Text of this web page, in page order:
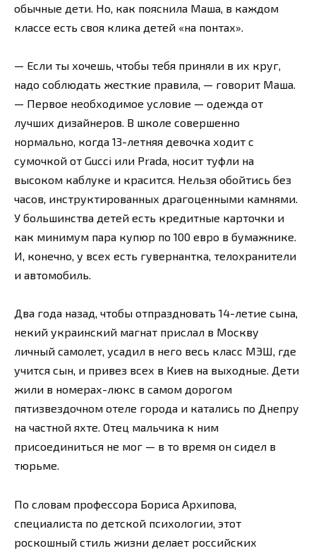
обычные дети. Но, как пояснила Маша, в каждом
классе есть своя клика детей «на понтах».
— Если ты хочешь, чтобы тебя приняли в их круг,
надо соблюдать жесткие правила, — говорит Маша.
— Первое необходимое условие — одежда от
лучших дизайнеров. В школе совершенно
нормально, когда 13-летняя девочка ходит с
сумочкой от Gucci или Prada, носит туфли на
высоком каблуке и красится. Нельзя обойтись без
часов, инструктированных драгоценными камнями.
У большинства детей есть кредитные карточки и
как минимум пара купюр по 100 евро в бумажнике.
И, конечно, у всех есть гувернантка, телохранители
и автомобиль.
Два года назад, чтобы отпраздновать 14-летие сына,
некий украинский магнат прислал в Москву
личный самолет, усадил в него весь класс МЭШ, где
учится сын, и привез всех в Киев на выходные. Дети
жили в номерах-люкс в самом дорогом
пятизвездочном отеле города и катались по Днепру
на частной яхте. Отец мальчика к ним
присоединиться не мог — в то время он сидел в
тюрьме.
По словам профессора Бориса Архипова,
специалиста по детской психологии, этот
роскошный стиль жизни делает российских